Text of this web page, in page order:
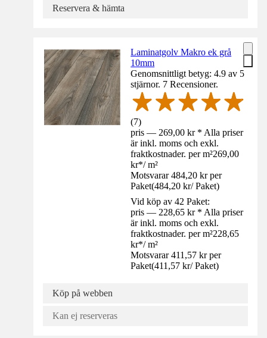
Reservera & hämta
Laminatgolv Makro ek grå
10mm
Genomsnittligt betyg: 4.9 av 5
stjärnor. 7 Recensioner.
(7)
pris — 269,00 kr * Alla priser
är inkl. moms och exkl.
fraktkostnader. per m²269,00
kr*/ m²
Motsvarar 484,20 kr per
Paket(484,20 kr/ Paket)
Vid köp av 42 Paket:
pris — 228,65 kr * Alla priser
är inkl. moms och exkl.
fraktkostnader. per m²228,65
kr*/ m²
Motsvarar 411,57 kr per
Paket(411,57 kr/ Paket)
Köp på webben
Kan ej reserveras